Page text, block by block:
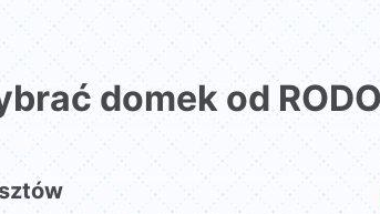
domek od